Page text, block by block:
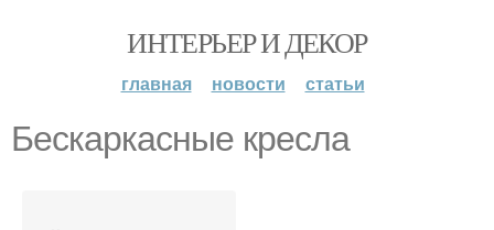
ИНТЕРЬЕР И ДЕКОР
главная новости статьи
Бескаркасные кресла